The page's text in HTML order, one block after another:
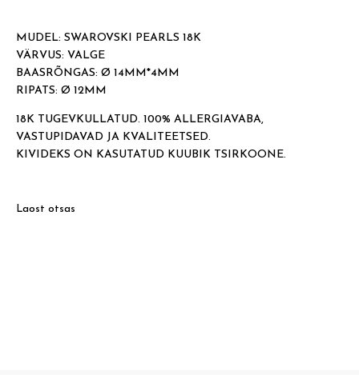
MUDEL: SWAROVSKI PEARLS 18K
VÄRVUS: VALGE
BAASRÕNGAS: Ø 14MM*4MM
RIPATS: Ø 12MM
18K TUGEVKULLATUD. 100% ALLERGIAVABA,
VASTUPIDAVAD JA KVALITEETSED.
KIVIDEKS ON KASUTATUD KUUBIK TSIRKOONE.
Laost otsas